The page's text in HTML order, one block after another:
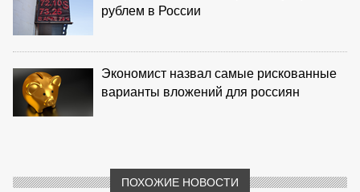
рублем в России
Экономист назвал самые рискованные
варианты вложений для россиян
ПОХОЖИЕ НОВОСТИ